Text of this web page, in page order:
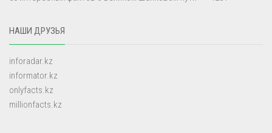
НАШИ ДРУЗЬЯ
inforadar.kz
informator.kz
onlyfacts.kz
millionfacts.kz